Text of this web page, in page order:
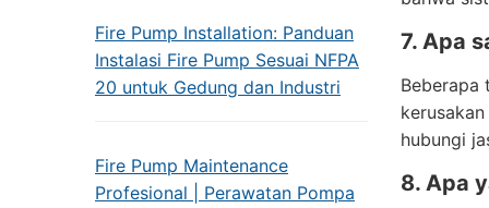
Fire Pump Installation: Panduan
Instalasi Fire Pump Sesuai NFPA
20 untuk Gedung dan Industri
Fire Pump Maintenance
Profesional | Perawatan Pompa
7. Apa
Beberapa
hubungi
8. Apa